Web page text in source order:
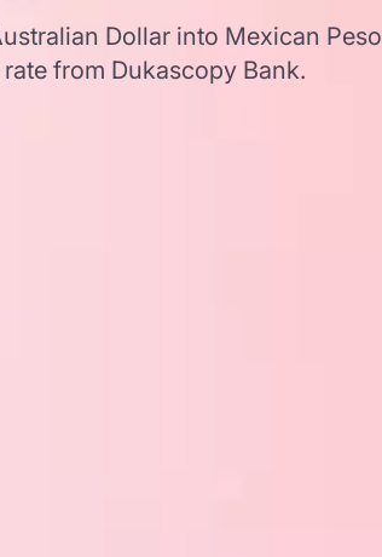
Dollar into Mexican Peso
from Dukascopy Bank.